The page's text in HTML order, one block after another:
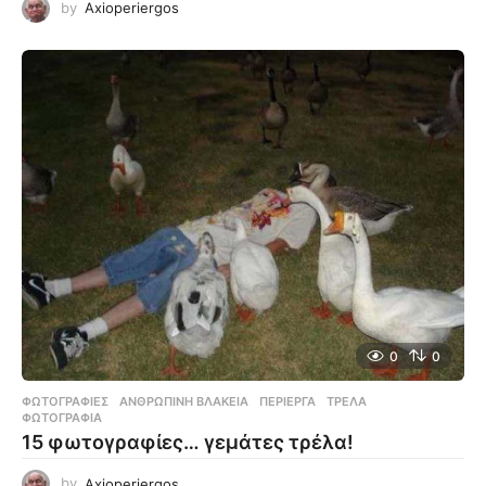
by Axioperiergos
0 0
ΦΩΤΟΓΡΑΦΊΕΣ ΑΝΘΡΏΠΙΝΗ ΒΛΑΚΕΊΑ ,ΠΕΡΊΕΡΓΑ ,ΤΡΈΛΑ
ΦΩΤΟΓΡΑΦΊΑ
15 φωτογραφίες… γεμάτες τρέλα!